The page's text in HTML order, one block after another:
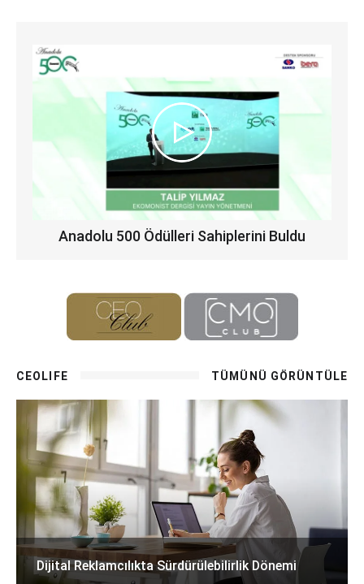
Anadolu 500 Ödülleri Sahiplerini Buldu
CEOLIFE TÜMÜNÜ GÖRÜNTÜLE
Dijital Reklamcılıkta Sürdürülebilirlik Dönemi